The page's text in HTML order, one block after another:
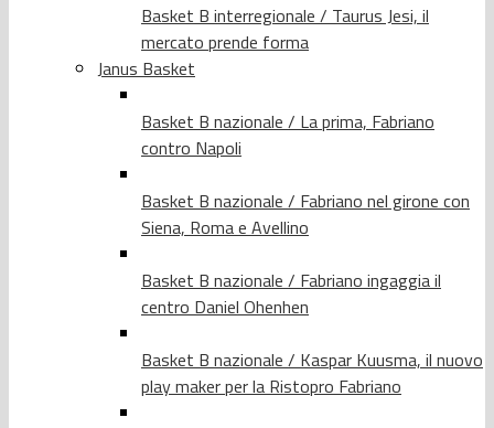
Basket B interregionale / Taurus Jesi, il
mercato prende forma
Janus Basket
Basket B nazionale / La prima, Fabriano
contro Napoli
Basket B nazionale / Fabriano nel girone con
Siena, Roma e Avellino
Basket B nazionale / Fabriano ingaggia il
centro Daniel Ohenhen
Basket B nazionale / Kaspar Kuusma, il nuovo
play maker per la Ristopro Fabriano